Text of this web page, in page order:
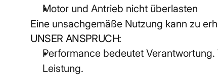
Motor und Antrieb nicht überlasten
Eine unsachgemäße Nutzung kann zu
UNSER ANSPRUCH:
Performance bedeutet
Leistung.